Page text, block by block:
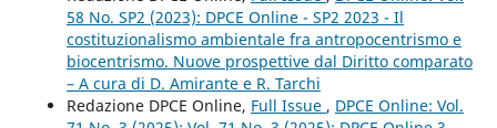
58 No. SP2 (2023): DPCE Online - SP2 2023 - Il
costituzionalismo ambientale fra antropocentrismo e
biocentrismo. Nuove prospettive dal Diritto comparato
– A cura di D. Amirante e R. Tarchi
Redazione DPCE Online, Full Issue , DPCE Online: Vol.